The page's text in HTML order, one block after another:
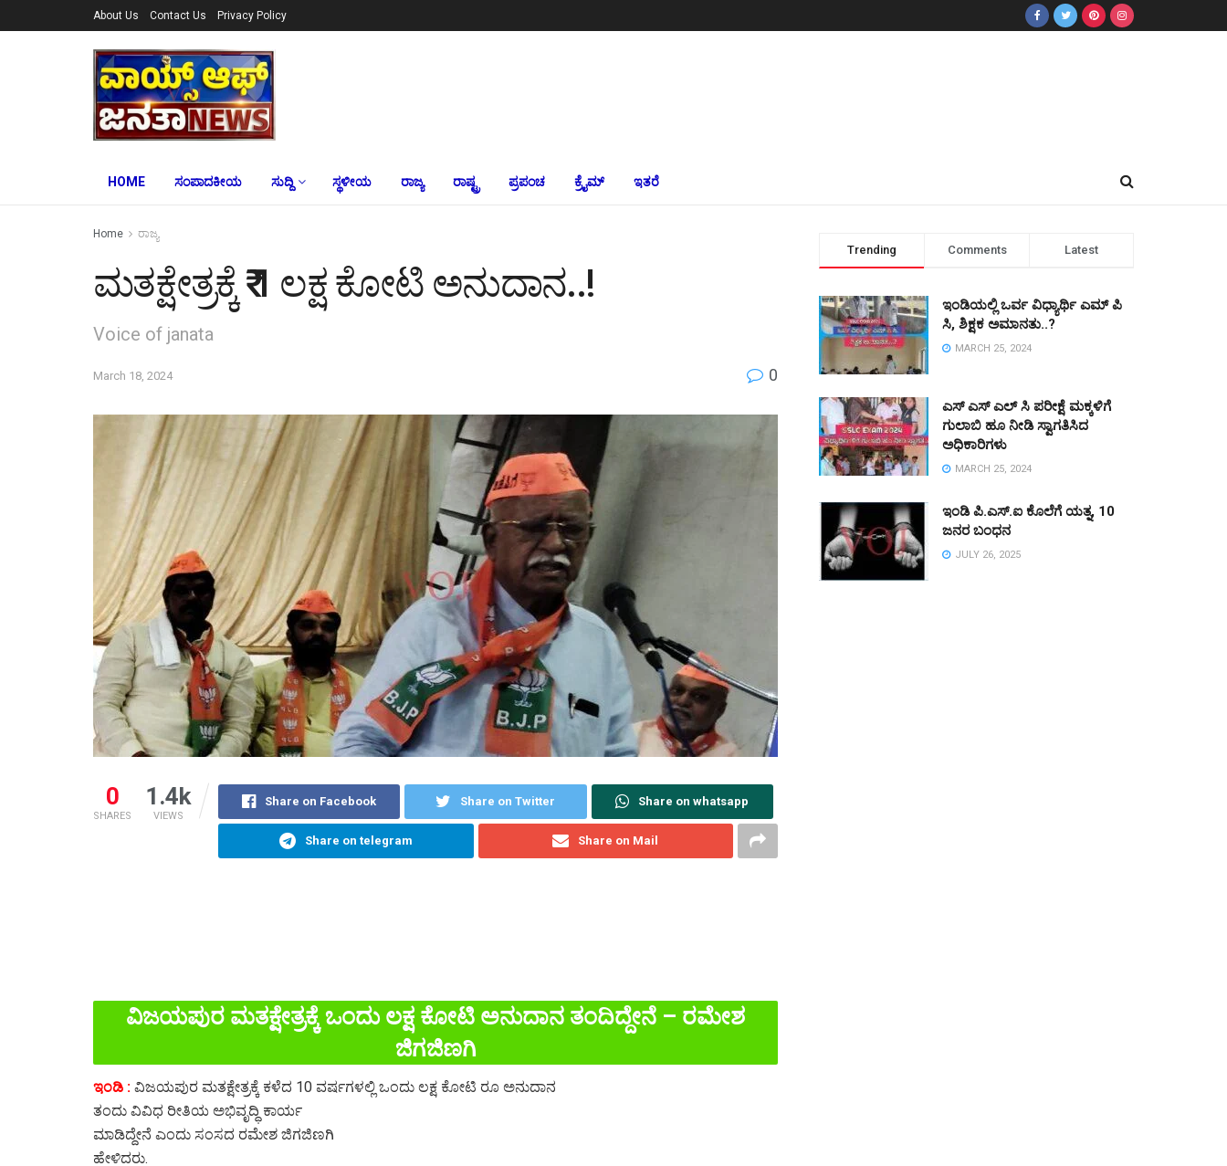
About Us Contact Us Privacy Policy
HOME ಸಂಪಾದಕೀಯ ಸುದ್ದಿ ಸ್ಥಳೀಯ ರಾಜ್ಯ ರಾಷ್ಟ್ರ ಪ್ರಪಂಚ ಕ್ರೈಮ್‌ ಇತರೆ
Home ರಾಜ್ಯ
ಮತಕ್ಷೇತ್ರಕ್ಕೆ ₹ 1 ಲಕ್ಷ ಕೋಟಿ ಅನುದಾನ..!
Voice of janata
March 18, 2024 0
0
SHARES
1.4k
VIEWS
Share on Facebook Share on Twitter Share on whatsapp
Share on telegram Share on Mail
ವಿಜಯಪುರ ಮತಕ್ಷೇತ್ರಕ್ಕೆ ಒಂದು ಲಕ್ಷ ಕೋಟಿ ಅನುದಾನ ತಂದಿದ್ದೇನೆ – ರಮೇಶ
ಜಿಗಜಿಣಗಿ
ಇಂಡಿ : ವಿಜಯಪುರ ಮತಕ್ಷೇತ್ರಕ್ಕೆ ಕಳೆದ 10 ವರ್ಷಗಳಲ್ಲಿ ಒಂದು ಲಕ್ಷ ಕೋಟಿ ರೂ ಅನುದಾನ
ತಂದು ವಿವಿಧ ರೀತಿಯ ಅಭಿವೃದ್ಧಿ ಕಾರ್ಯ
ಮಾಡಿದ್ದೇನೆ ಎಂದು ಸಂಸದ ರಮೇಶ ಜಿಗಜಿಣಗಿ
ಹೇಳಿದರು.
Trending Comments Latest
ಇಂಡಿಯಲ್ಲಿ ಒರ್ವ ವಿಧ್ಯಾರ್ಥಿ ಎಮ್ ಪಿ
ಸಿ, ಶಿಕ್ಷಕ ಅಮಾನತು..?
MARCH 25, 2024
ಎಸ್ ಎಸ್ ಎಲ್ ಸಿ ಪರೀಕ್ಷೆ ಮಕ್ಕಳಿಗೆ
ಗುಲಾಬಿ ಹೂ ನೀಡಿ ಸ್ವಾಗತಿಸಿದ
ಅಧಿಕಾರಿಗಳು
MARCH 25, 2024
ಇಂಡಿ ಪಿ.ಎಸ್.ಐ ಕೊಲೆಗೆ ಯತ್ನ, 10
ಜನರ ಬಂಧನ
JULY 26, 2025